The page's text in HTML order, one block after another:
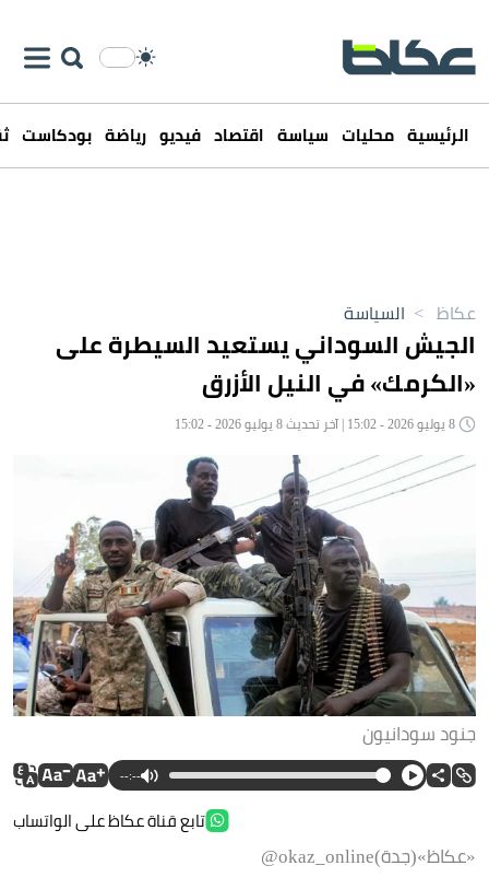
الرئيسية محليات سياسة اقتصاد فيديو رياضة بودكاست
عكاظ > السياسة
الجيش السوداني يستعيد السيطرة على
«الكرمك» في النيل الأزرق
جنود سودانيون
--:--
تابع قناة عكاظ على الواتساب
«عكاظ»(جدة)okaz_online@